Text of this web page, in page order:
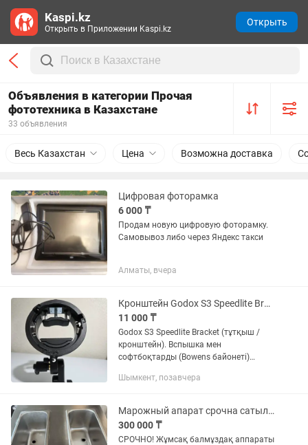
Объявления в категории Прочая
фототехника в Казахстане
33 объявления
Весь Казахстан Цена Возможна доставка
Цифровая фоторамка
6 000 ₸
Продам новую цифровую фоторамку.
Самовывоз либо через Яндекс такси
Алматы, вчера
Кронштейн Godox S3 Speedlite Bracket
11 000 ₸
Godox S3 Speedlite Bracket (тұтқыш /
кронштейн). Вспышка мен
софтбоқтарды (Bowens байонеті)
ыңғайлы аксессуар. Жағдайы: Өте
Шымкент, позавчера
Марожный апарат срочна сатылады
300 000 ₸
СРОЧНО! Жұмсақ балмұздақ аппараты
Kaspi.kz
Открыть в Приложении Kaspi.kz
Открыть